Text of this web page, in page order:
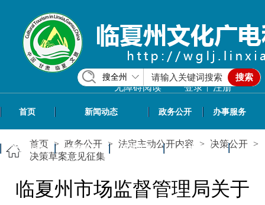
无障碍阅读 登录 | 注册
搜全州 搜索
首页 新闻动态 政务公开 办事服务
政民互动 专题专栏 信息共享 文旅资讯
首页 > 政务公开 > 法定主动公开内容 > 决策公开 >
决策草案意见征集
临夏州市场监督管理局关于